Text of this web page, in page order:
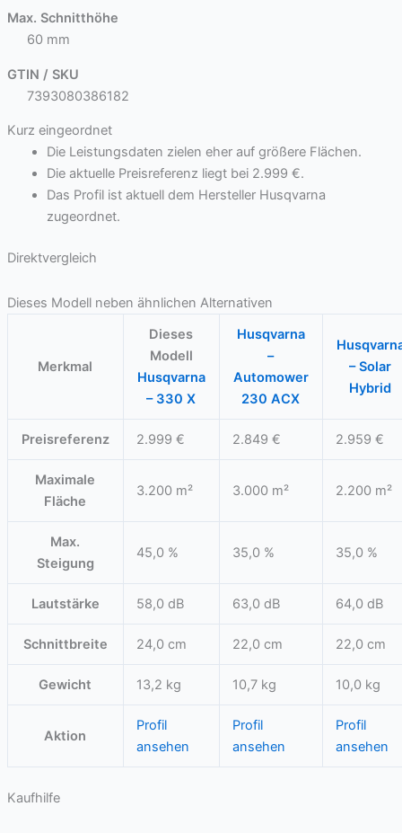
Max. Schnitthöhe
60 mm
GTIN / SKU
7393080386182
Kurz eingeordnet
Die Leistungsdaten zielen eher auf größere Flächen.
Die aktuelle Preisreferenz liegt bei 2.999 €.
Das Profil ist aktuell dem Hersteller Husqvarna
zugeordnet.
Direktvergleich
Dieses Modell neben ähnlichen Alternativen
Merkmal
Dieses
Modell
Husqvarna
– 330 X
Husqvarna
–
Automower
230 ACX
– Solar
Hybrid
Preisreferenz 2.999 € 2.849 € 2.959 €
Maximale
Fläche
3.200 m² 3.000 m² 2.200 m²
Max.
Steigung
45,0 % 35,0 % 35,0 %
Lautstärke 58,0 dB 63,0 dB 64,0 dB
Schnittbreite 24,0 cm 22,0 cm 22,0 cm
Gewicht 13,2 kg 10,7 kg 10,0 kg
Aktion
Profil
ansehen
Profil
ansehen
Profil
ansehen
Kaufhilfe